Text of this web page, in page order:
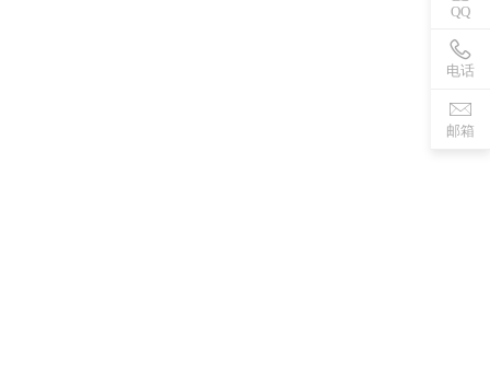
QQ
电话
邮箱